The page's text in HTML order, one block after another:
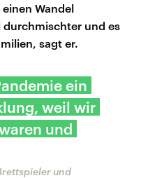
Wandel
durchmischter und es
sagt er.
ein
weil wir
und
und